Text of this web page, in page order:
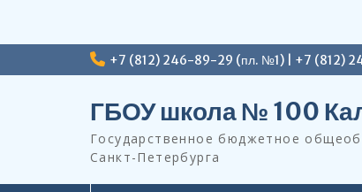
к
+7 (812) 246-89-29 (пл. №1) | +7 (812)
ГБОУ школа № 100
Государственное бюджетное
Санкт-Петербурга